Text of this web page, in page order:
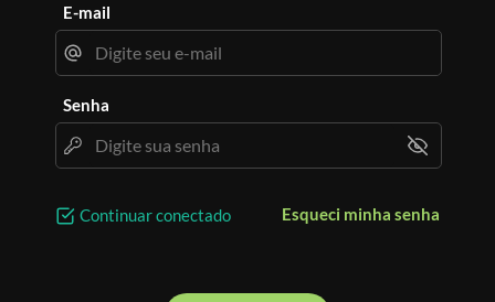
E-mail
Senha
Continuar conectado Esqueci minha senha